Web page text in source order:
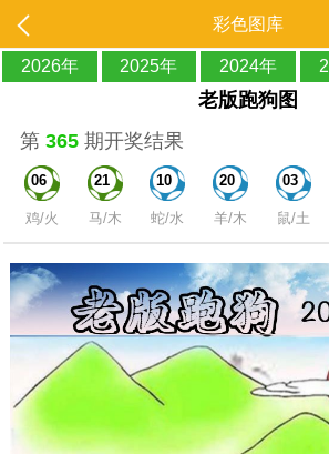
彩色图库
2026年 2025年 2024年
老版跑狗图
第 365期开奖结果
06
鸡/火
21
马/木
10
蛇/水
20
羊/木
03
鼠/土